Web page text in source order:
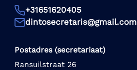
+31651620405
dintosecretaris@gmail.com
Postadres (secretariaat)
Ransuilstraat 26